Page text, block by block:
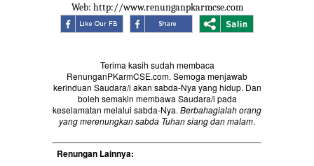
Web: http://www.renunganpkarmcse.com
Terima kasih sudah membaca
RenunganPKarmCSE.com. Semoga menjawab
kerinduan Saudara/i akan sabda-Nya yang hidup. Dan
boleh semakin membawa Saudara/i pada
keselamatan melalui sabda-Nya. Berbahagialah orang
yang merenungkan sabda Tuhan siang dan malam.
Renungan Lainnya: